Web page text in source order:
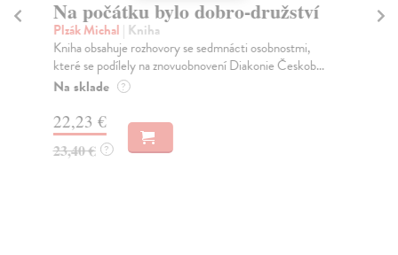
Na počátku bylo dobro-družství
Plzák Michal | Kniha
Kniha obsahuje rozhovory se sedmnácti osobnostmi,
které se podílely na znovuobnovení Diakonie Českob...
Na sklade ?
22,23 €
23,40 € ?